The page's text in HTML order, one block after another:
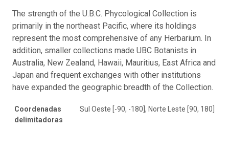
The strength of the U.B.C. Phycological Collection is
primarily in the northeast Pacific, where its holdings
represent the most comprehensive of any Herbarium. In
addition, smaller collections made UBC Botanists in
Australia, New Zealand, Hawaii, Mauritius, East Africa and
Japan and frequent exchanges with other institutions
have expanded the geographic breadth of the Collection.
Coordenadas
delimitadoras
Sul Oeste [-90, -180], Norte Leste [90, 180]